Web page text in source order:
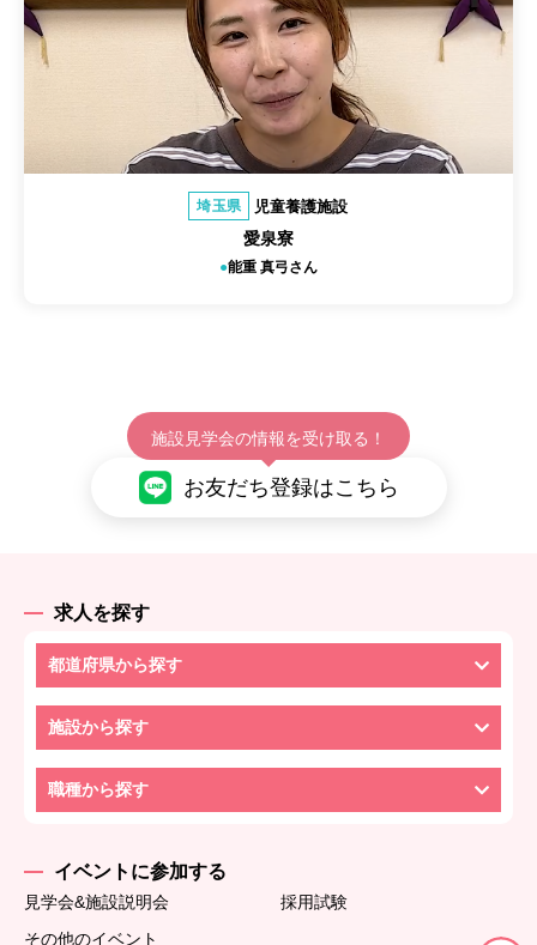
埼玉県 児童養護施設
愛泉寮
能重 真弓さん
施設見学会の情報を受け取る！
お友だち登録はこちら
求人を探す
都道府県から探す
施設から探す
職種から探す
イベントに参加する
見学会&施設説明会
採用試験
その他のイベント